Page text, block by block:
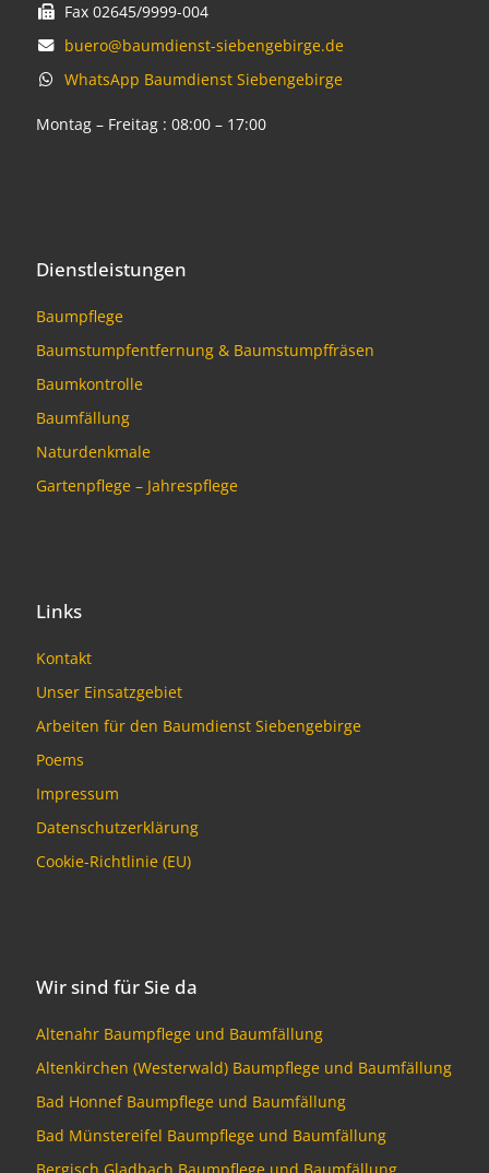
Fax 02645/9999-004
buero@baumdienst-siebengebirge.de
WhatsApp Baumdienst Siebengebirge
Montag – Freitag : 08:00 – 17:00
Dienstleistungen
Baumpflege
Baumstumpfentfernung & Baumstumpffräsen
Baumkontrolle
Baumfällung
Naturdenkmale
Gartenpflege – Jahrespflege
Links
Kontakt
Unser Einsatzgebiet
Arbeiten für den Baumdienst Siebengebirge
Poems
Impressum
Datenschutzerklärung
Cookie-Richtlinie (EU)
Wir sind für Sie da
Altenahr Baumpflege und Baumfällung
Altenkirchen (Westerwald) Baumpflege und Baumfällung
Bad Honnef Baumpflege und Baumfällung
Bad Münstereifel Baumpflege und Baumfällung